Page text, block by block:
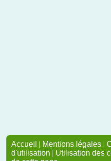
Accueil | Mentions légales |
d'utilisation | Utilisation des